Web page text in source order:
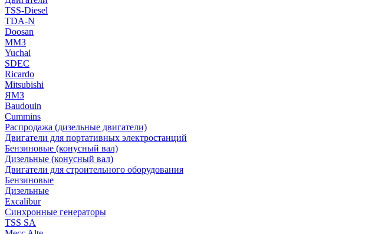
TSS-Diesel
TDA-N
Doosan
ММЗ
Yuchai
SDEC
Ricardo
Mitsubishi
ЯМЗ
Baudouin
Cummins
Распродажа (дизельные двигатели)
Двигатели для портативных электростанций
Бензиновые (конусный вал)
Дизельные (конусный вал)
Двигатели для строительного оборудования
Бензиновые
Дизельные
Excalibur
Синхронные генераторы
TSS SA